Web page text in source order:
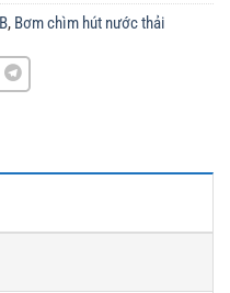
, Bơm chìm hút nước thải